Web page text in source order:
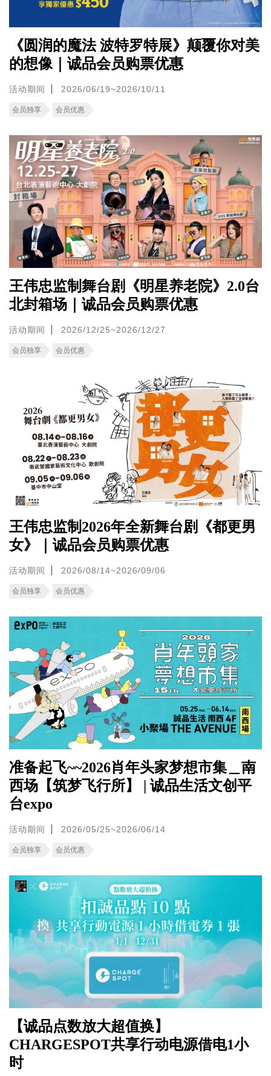
《圆润的魔法 波特罗特展》颠覆你对美
的想像｜诚品会员购票优惠
活动期间 2026/06/19~2026/10/11
会员独享 会员优惠
王伟忠监制舞台剧《明星养老院》2.0台
北封箱场｜诚品会员购票优惠
活动期间 2026/12/25~2026/12/27
会员独享 会员优惠
王伟忠监制2026年全新舞台剧《都更男
女》｜诚品会员购票优惠
活动期间 2026/08/14~2026/09/06
会员独享 会员优惠
准备起飞~~2026肖年头家梦想市集＿南
西场【筑梦飞行所】 | 诚品生活文创平
台expo
活动期间 2026/05/25~2026/06/14
会员独享 会员优惠
【诚品点数放大超值换】
CHARGESPOT共享行动电源借电1小
时